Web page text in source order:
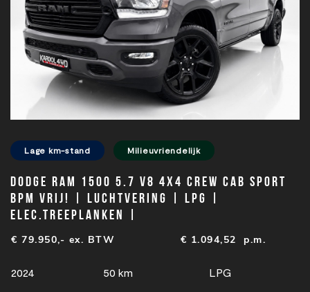
Lage km-stand Milieuvriendelijk
Dodge Ram 1500 5.7 V8 4x4 Crew Cab Sport
BPM VRIJ! | Luchtvering | LPG |
Elec.treeplanken |
€ 79.950,- ex. BTW € 1.094,52 p.m.
2024 50 km LPG